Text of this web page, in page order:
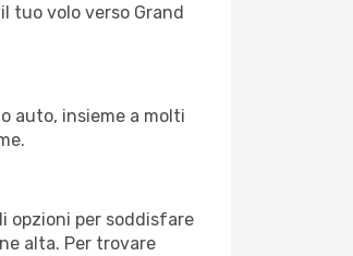
tuo volo verso Grand
auto, insieme a molti
opzioni per soddisfare
alta. Per trovare